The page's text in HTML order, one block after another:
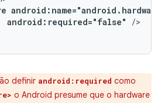
android:required="false"
/>
definir android:required como
o Android presume que o hardware